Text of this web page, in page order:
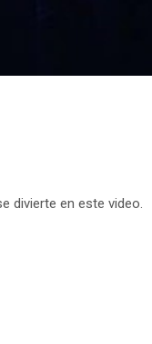
divierte en este video.